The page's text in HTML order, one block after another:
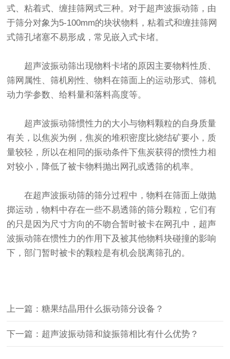
式、粘着式、缠挂筛网式三种。对于超声波振动筛 ，由
于筛分对象为5-100mm的块状物料，粘着式和缠挂筛网
式筛孔堵塞不易形成，常见嵌入式卡堵。
超声波振动筛出现物料卡堵的原因主要物料性质、
筛网属性、筛机刚性、物料在筛面上的运动形式、筛机
动力学参数、给料量和落料高度等。
超声波振动筛惯性力的大小与物料颗粒的自身质量
有关，以焦炭为例，焦炭的堆积密度比烧结矿要小，质
量较轻，所以在相同的振动条件下焦炭获得的惯性力相
对较小，降低了被卡物料抛出网孔或透筛的机率。
在超声波振动筛的筛分过程中，物料在筛面上做抛
掷运动，物料中存在一些不易透筛的筛分颗粒，它们有
的只是因为尺寸方向的不吻合暂时被卡在网孔中，超声
波振动筛在惯性力的作用下及被其他物料块碰撞的影响
下，部门暂时被卡的颗粒是有机会脱离筛孔的。
上一篇：糖果结晶用什么振动筛分设备？
下一篇：超声波振动筛和旋振筛相比有什么优势？